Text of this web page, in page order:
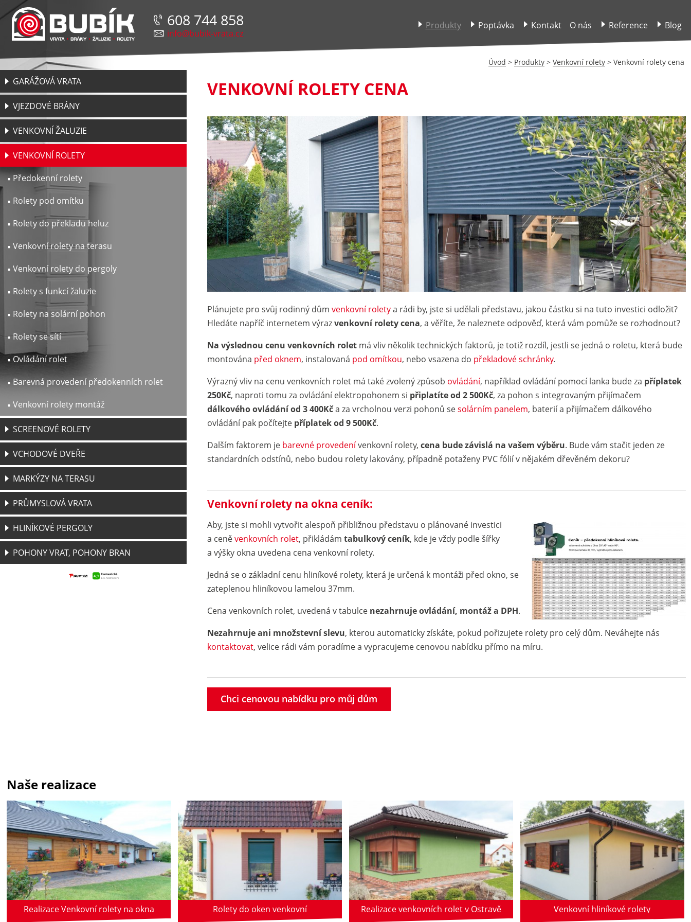
608 744 858
info@bubik-vrata.cz
Produkty Poptávka Kontakt O nás Reference Blog
Úvod > Produkty> Venkovní rolety> Venkovní rolety cena
GARÁŽOVÁ VRATA
VJEZDOVÉ BRÁNY
VENKOVNÍ ŽALUZIE
VENKOVNÍ ROLETY
Předokenní rolety
Rolety pod omítku
Rolety do překladu heluz
Venkovní rolety na terasu
Venkovní rolety do pergoly
Rolety s funkcí žaluzie
Rolety na solární pohon
Rolety se sítí
Ovládání rolet
Barevná provedení předokenních rolet
Venkovní rolety montáž
SCREENOVÉ ROLETY
VCHODOVÉ DVEŘE
MARKÝZY NA TERASU
PRŮMYSLOVÁ VRATA
HLINÍKOVÉ PERGOLY
POHONY VRAT, POHONY BRAN
VENKOVNÍ ROLETY CENA
Plánujete pro svůj rodinný důmvenkovní roletya rádi by, jste si udělali představu, jakou částku si na tuto investici odložit?
Hledáte napříč internetem výrazvenkovní rolety cena, a věříte, že naleznete odpověď, která vám pomůže se rozhodnout?
Na výslednou cenu venkovních rolet má vliv několik technických faktorů, je totiž rozdíl, jestli se jedná o roletu, která bude
montována před oknem, instalovaná pod omítkou, nebo vsazena do překladové schránky.
Výrazný vliv na cenu venkovních rolet má také zvolený způsob ovládání, například ovládání pomocí lanka bude za příplatek
250Kč, naproti tomu za ovládání elektropohonem si připlatíte od 2 500Kč, za pohon s integrovaným přijímačem
dálkového ovládání od 3 400Kča za vrcholnou verzi pohonů sesolárním panelem, baterií a přijímačem dálkového
ovládání pak počítejte příplatek od 9 500Kč.
Dalším faktorem je barevné provedenívenkovní rolety,cena bude závislá na vašem výběru. Bude vám stačit jeden ze
standardních odstínů, nebo budou rolety lakovány, případně potaženy PVC fólií v nějakém dřevěném dekoru?
Venkovní rolety na okna ceník:
Aby, jste si mohli vytvořit alespoň přibližnou představu o plánované investici
a ceněvenkovních rolet, přikládámtabulkový ceník, kde je vždy podle šířky
a výšky okna uvedena cena venkovní rolety.
Jedná se o základní cenu hliníkové rolety, která je určená k montáži před okno, se
zateplenou hliníkovou lamelou 37mm.
Cena venkovních rolet, uvedená v tabulce nezahrnuje ovládání, montáž a DPH.
Nezahrnuje ani množstevní slevu, kterou automaticky získáte, pokud pořizujete rolety pro celý dům. Neváhejte nás
kontaktovat, velice rádi vám poradíme a vypracujeme cenovou nabídku přímo na míru.
Chci cenovou nabídku pro můj dům
Naše realizace
Realizace Venkovní rolety na okna Rolety do oken venkovní Realizace venkovních rolet v Ostravě Venkovní hliníkové rolety